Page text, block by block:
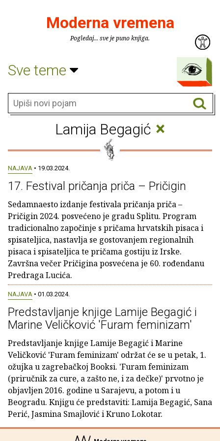
Moderna vremena
Pogledaj... sve je puno knjiga.
Sve teme
Lamija Begagić ×
NAJAVA • 19.03.2024.
17. Festival pričanja priča – Pričigin
Sedamnaesto izdanje festivala pričanja priča –
Pričigin 2024. posvećeno je gradu Splitu. Program
tradicionalno započinje s pričama hrvatskih pisaca i
spisateljica, nastavlja se gostovanjem regionalnih
pisaca i spisateljica te pričama gostiju iz Irske.
Završna večer Pričigina posvećena je 60. rođendanu
Predraga Lucića.
NAJAVA • 01.03.2024.
Predstavljanje knjige Lamije Begagić i
Marine Veličković 'Furam feminizam'
Predstavljanje knjige Lamije Begagić i Marine
Veličković 'Furam feminizam' održat će se u petak, 1.
ožujka u zagrebačkoj Booksi. 'Furam feminizam
(priručnik za cure, a zašto ne, i za dečke)' prvotno je
objavljen 2016. godine u Sarajevu, a potom i u
Beogradu. Knjigu će predstaviti: Lamija Begagić, Sana
Perić, Jasmina Smajlović i Kruno Lokotar.